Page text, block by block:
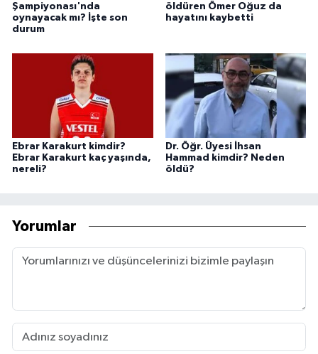
Şampiyonası'nda
oynayacak mı? İşte son
durum
öldüren Ömer Oğuz da
hayatını kaybetti
Ebrar Karakurt kimdir?
Ebrar Karakurt kaç yaşında,
nereli?
Dr. Öğr. Üyesi İhsan
Hammad kimdir? Neden
öldü?
Yorumlar